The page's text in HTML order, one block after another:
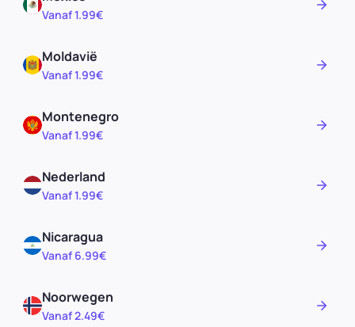
Vanaf 1.99€
Moldavië
Vanaf 1.99€
Montenegro
Vanaf 1.99€
Nederland
Vanaf 1.99€
Nicaragua
Vanaf 6.99€
Noorwegen
Vanaf 2.49€